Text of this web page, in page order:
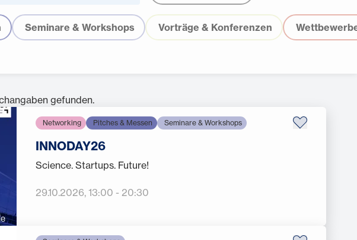
Seminare & Workshops Vorträge & Konferenzen
gefunden.
Networking Pitches & Messen Seminare & Workshops
INNODAY26
Science. Startups. Future!
29.10.2026, 13:00 - 20:30